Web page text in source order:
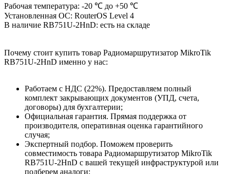
Рабочая температура: -20 ℃ до +50 ℃
Установленная ОС: RouterOS Level 4
В наличие RB751U-2HnD: есть на складе
Почему стоит купить товар Радиомаршрутизатор MikroTik
RB751U-2HnD именно у нас:
Работаем с НДС (22%). Предоставляем полный
комплект закрывающих документов (УПД, счета,
договоры) для бухгалтерии;
Официальная гарантия. Прямая поддержка от
производителя, оперативная оценка гарантийного
случая;
Экспертный подбор. Поможем проверить
совместимость товара Радиомаршрутизатор MikroTik
RB751U-2HnD с вашей текущей инфраструктурой или
подберем аналоги;